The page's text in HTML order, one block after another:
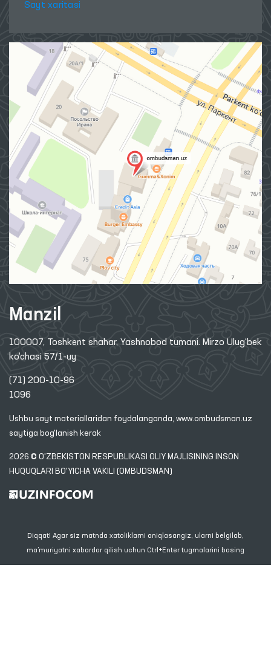
Sayt xaritasi
Manzil
100007, Toshkent shahar, Yashnobod tumani. Mirzo Ulug‘bek
ko‘chasi 57/1-uy
(71) 200-10-96
1096
Ushbu sayt materiallaridan foydalanganda, www.ombudsman.uz
saytiga bog'lanish kerak
2026 © O'ZBEKISTON RESPUBLIKASI OLIY MAJLISINING INSON
HUQUQLARI BO'YICHA VAKILI (OMBUDSMAN)
Diqqat! Agar siz matnda xatoliklarni aniqlasangiz, ularni belgilab,
ma’muriyatni xabardor qilish uchun Ctrl+Enter tugmalarini bosing